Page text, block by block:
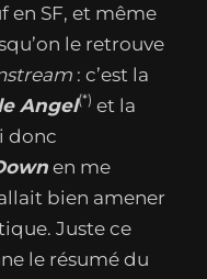
en SF, et même
le retrouve
: c’est la
Angel(*) et la
donc
en me
bien amener
Juste ce
le résumé du